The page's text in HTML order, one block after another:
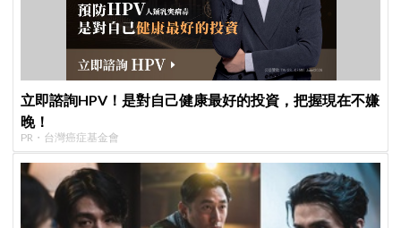
立即諮詢HPV！是對自己健康最好的投資，把握現在不嫌
晚！
PR・台灣癌症基金會